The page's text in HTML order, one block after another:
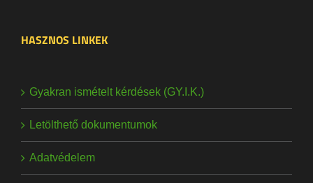
HASZNOS LINKEK
Gyakran ismételt kérdések (GY.I.K.)
Letölthető dokumentumok
Adatvédelem